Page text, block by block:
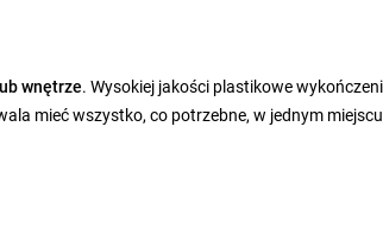
wnętrze. Wysokiej jakości plastikowe
mieć wszystko, co potrzebne, w jednym